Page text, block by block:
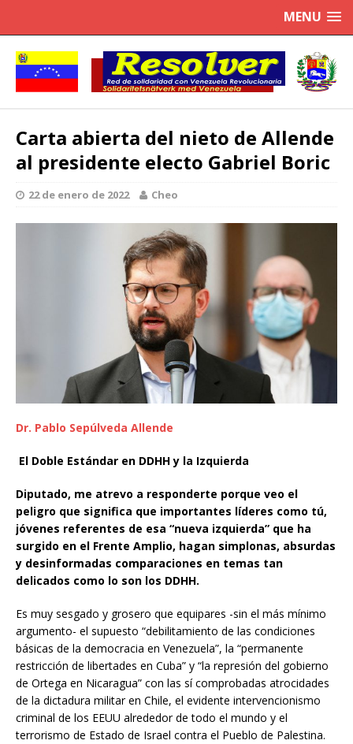
MENU
Carta abierta del nieto de Allende
al presidente electo Gabriel Boric
22 de enero de 2022 Cheo
Dr. Pablo Sepúlveda Allende
El Doble Estándar en DDHH y la Izquierda
Diputado, me atrevo a responderte porque veo el
peligro que significa que importantes líderes como tú,
jóvenes referentes de esa “nueva izquierda” que ha
surgido en el Frente Amplio, hagan simplonas, absurdas
y desinformadas comparaciones en temas tan
delicados como lo son los DDHH.
Es muy sesgado y grosero que equipares -sin el más mínimo
argumento- el supuesto “debilitamiento de las condiciones
básicas de la democracia en Venezuela”, la “permanente
restricción de libertades en Cuba” y “la represión del gobierno
de Ortega en Nicaragua” con las sí comprobadas atrocidades
de la dictadura militar en Chile, el evidente intervencionismo
criminal de los EEUU alrededor de todo el mundo y el
terrorismo de Estado de Israel contra el Pueblo de Palestina.